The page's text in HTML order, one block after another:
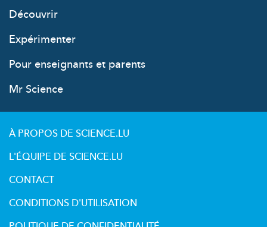
Découvrir
Expérimenter
Pour enseignants et parents
Mr Science
À PROPOS DE SCIENCE.LU
L'ÉQUIPE DE SCIENCE.LU
CONTACT
CONDITIONS D'UTILISATION